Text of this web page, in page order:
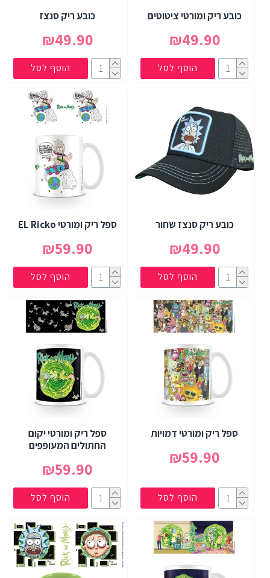
כובע ריק ומורטי ציטוטים
₪49.90
הוסף לסל
כובע ריק סנצז
₪49.90
הוסף לסל
כובע ריק סנצז שחור
₪49.90
הוסף לסל
ספל ריק ומורטי EL Ricko
₪59.90
הוסף לסל
ספל ריק ומורטי דמויות
₪59.90
הוסף לסל
ספל ריק ומורטי יקום
החתולים המעופפים
₪59.90
הוסף לסל